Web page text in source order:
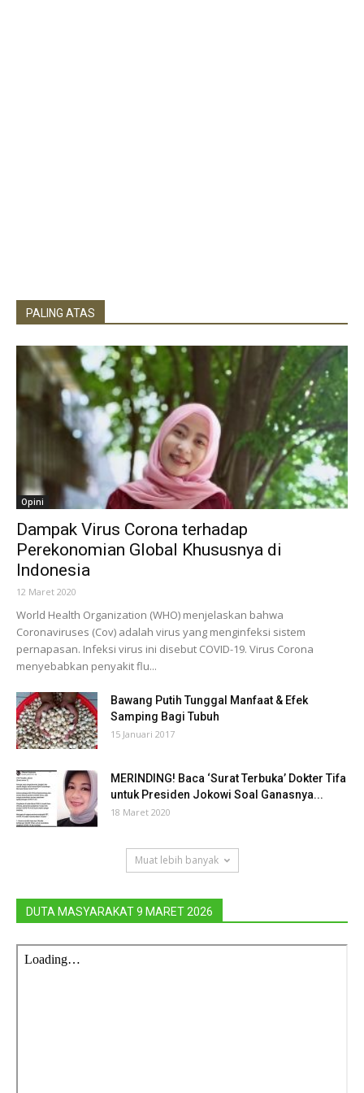
PALING ATAS
Opini
Dampak Virus Corona terhadap
Perekonomian Global Khususnya di
Indonesia
12 Maret 2020
World Health Organization (WHO) menjelaskan bahwa
Coronaviruses (Cov) adalah virus yang menginfeksi sistem
pernapasan. Infeksi virus ini disebut COVID-19. Virus Corona
menyebabkan penyakit flu...
Bawang Putih Tunggal Manfaat & Efek
Samping Bagi Tubuh
15 Januari 2017
MERINDING! Baca ‘Surat Terbuka’ Dokter Tifa
untuk Presiden Jokowi Soal Ganasnya...
18 Maret 2020
Muat lebih banyak
DUTA MASYARAKAT 9 MARET 2026